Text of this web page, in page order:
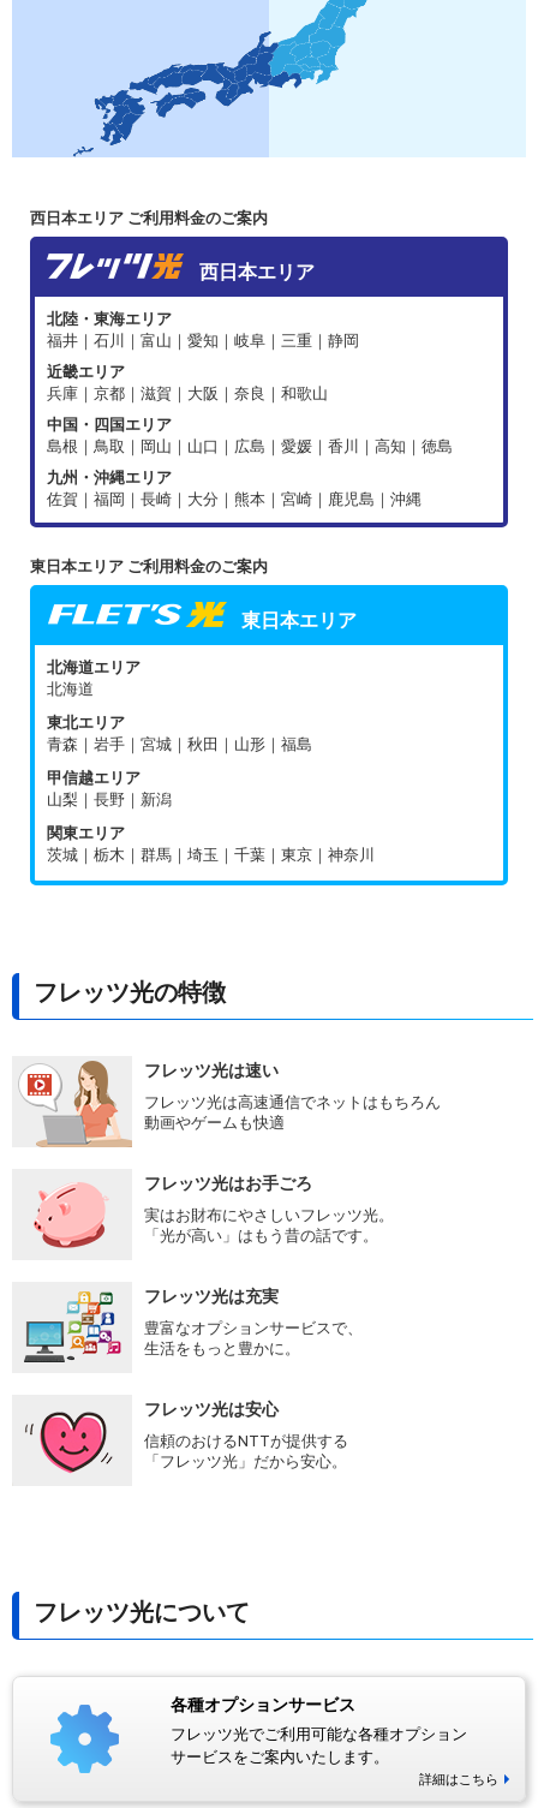
西日本エリア ご利用料金のご案内
西日本エリア
北陸・東海エリア
福井｜石川｜富山｜愛知｜岐阜｜三重｜静岡
近畿エリア
兵庫｜京都｜滋賀｜大阪｜奈良｜和歌山
中国・四国エリア
島根｜鳥取｜岡山｜山口｜広島｜愛媛｜香川｜高知｜徳島
九州・沖縄エリア
佐賀｜福岡｜長崎｜大分｜熊本｜宮崎｜鹿児島｜沖縄
東日本エリア ご利用料金のご案内
東日本エリア
北海道エリア
北海道
東北エリア
青森｜岩手｜宮城｜秋田｜山形｜福島
甲信越エリア
山梨｜長野｜新潟
関東エリア
茨城｜栃木｜群馬｜埼玉｜千葉｜東京｜神奈川
フレッツ光の特徴
フレッツ光は速い
フレッツ光は高速通信でネットはもちろん
動画やゲームも快適
フレッツ光はお手ごろ
実はお財布にやさしいフレッツ光。
「光が高い」はもう昔の話です。
フレッツ光は充実
豊富なオプションサービスで、
生活をもっと豊かに。
フレッツ光は安心
信頼のおけるNTTが提供する
「フレッツ光」だから安心。
フレッツ光について
各種オプションサービス
フレッツ光でご利用可能な各種オプション
サービスをご案内いたします。
詳細はこちら